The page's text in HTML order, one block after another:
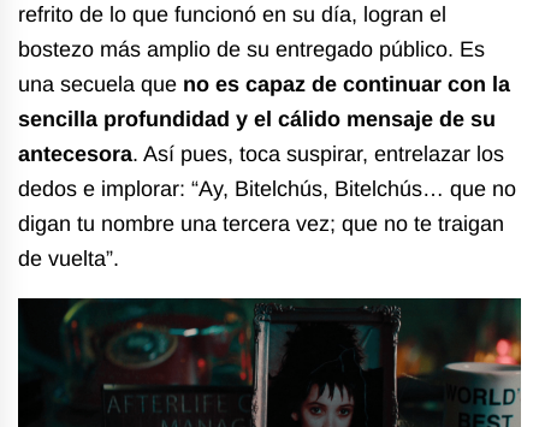
refrito de lo que funcionó en su día, logran el
bostezo más amplio de su entregado público. Es
una secuela que no es capaz de continuar con la
sencilla profundidad y el cálido mensaje de su
antecesora. Así pues, toca suspirar, entrelazar los
dedos e implorar: “Ay, Bitelchús, Bitelchús… que no
digan tu nombre una tercera vez; que no te traigan
de vuelta”.